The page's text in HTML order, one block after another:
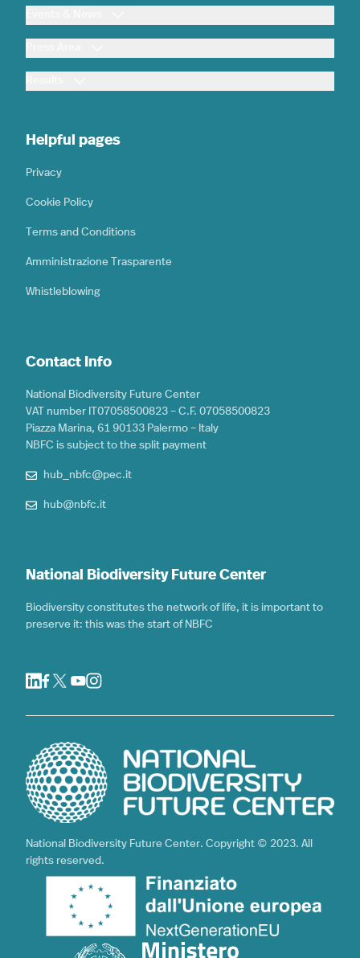
Helpful pages
Privacy
Cookie Policy
Terms and Conditions
Amministrazione Trasparente
Whistleblowing
Contact Info
National Biodiversity Future Center
VAT number IT07058500823 – C.F. 07058500823
Piazza Marina, 61 90133 Palermo – Italy
NBFC is subject to the split payment
hub_nbfc@pec.it
hub@nbfc.it
National Biodiversity Future Center
Biodiversity constitutes the network of life, it is important to
preserve it: this was the start of NBFC
National Biodiversity Future Center. Copyright © 2023. All
rights reserved.